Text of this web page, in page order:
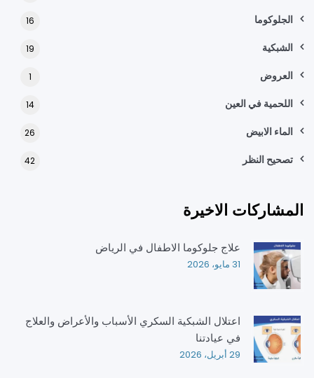
الجلوكوما 16
الشبكية 19
العروض 1
اللحمية في العين 14
الماء الابيض 26
تصحيح النظر 42
المشاركات الاخيرة
علاج جلوكوما الاطفال في الرياض
31 مايو، 2026
اعتلال الشبكية السكري الأسباب والأعراض والعلاج
في عيادتنا
29 أبريل، 2026